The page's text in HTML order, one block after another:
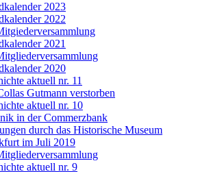
2023
2022
2021
2020
aktuell nr. 11
Gutmann verstorben
aktuell nr. 10
in der Commerzbank
durch das Historische Museum
im Juli 2019
aktuell nr. 9